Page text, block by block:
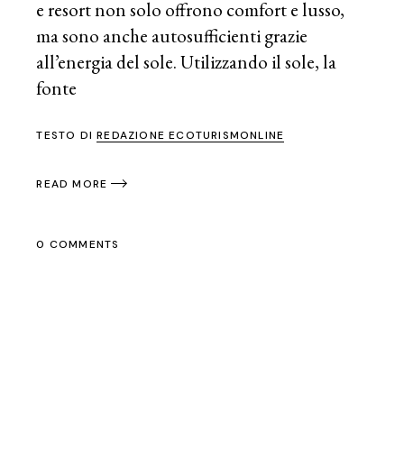
e resort non solo offrono comfort e lusso,
ma sono anche autosufficienti grazie
all’energia del sole. Utilizzando il sole, la
fonte
TESTO DIREDAZIONE ECOTURISMONLINE
READ MORE
0 COMMENTS